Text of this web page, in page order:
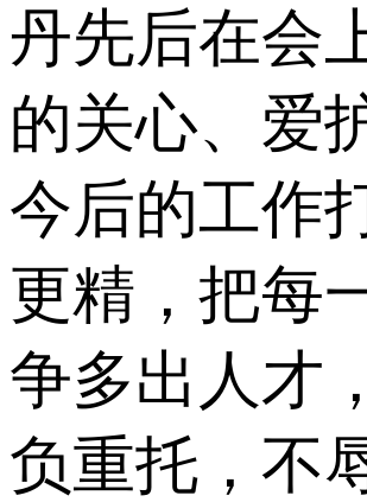
丹先后在会
的关心、爱
今后的工作
更精，把每
争多出人才
负重托，不